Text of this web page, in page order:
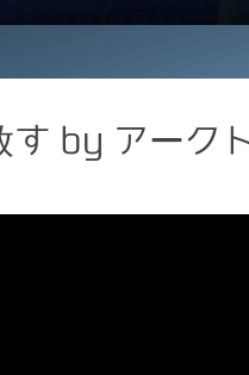
by アーク